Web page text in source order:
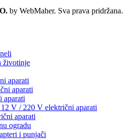
by WebMaher. Sva prava pridržana.
životinje
aparati
aparati
aparati
V / 220 V električni aparati
aparati
ogradu
i punjači